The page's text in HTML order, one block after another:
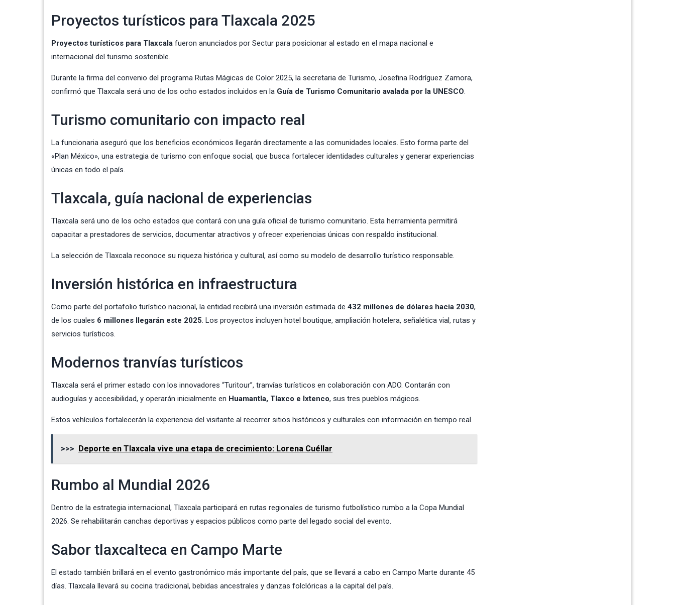
Proyectos turísticos para Tlaxcala 2025
Proyectos turísticos para Tlaxcala fueron anunciados por Sectur para posicionar al estado en el mapa nacional e
internacional del turismo sostenible.
Durante la firma del convenio del programa Rutas Mágicas de Color 2025, la secretaria de Turismo, Josefina Rodríguez Zamora,
confirmó que Tlaxcala será uno de los ocho estados incluidos en la Guía de Turismo Comunitario avalada por la UNESCO.
Turismo comunitario con impacto real
La funcionaria aseguró que los beneficios económicos llegarán directamente a las comunidades locales. Esto forma parte del
«Plan México», una estrategia de turismo con enfoque social, que busca fortalecer identidades culturales y generar experiencias
únicas en todo el país.
Tlaxcala, guía nacional de experiencias
Tlaxcala será uno de los ocho estados que contará con una guía oficial de turismo comunitario. Esta herramienta permitirá
capacitar a prestadores de servicios, documentar atractivos y ofrecer experiencias únicas con respaldo institucional.
La selección de Tlaxcala reconoce su riqueza histórica y cultural, así como su modelo de desarrollo turístico responsable.
Inversión histórica en infraestructura
Como parte del portafolio turístico nacional, la entidad recibirá una inversión estimada de 432 millones de dólares hacia 2030,
de los cuales 6 millones llegarán este 2025. Los proyectos incluyen hotel boutique, ampliación hotelera, señalética vial, rutas y
servicios turísticos.
Modernos tranvías turísticos
Tlaxcala será el primer estado con los innovadores “Turitour”, tranvías turísticos en colaboración con ADO. Contarán con
audioguías y accesibilidad, y operarán inicialmente en Huamantla, Tlaxco e Ixtenco, sus tres pueblos mágicos.
Estos vehículos fortalecerán la experiencia del visitante al recorrer sitios históricos y culturales con información en tiempo real.
>>> Deporte en Tlaxcala vive una etapa de crecimiento: Lorena Cuéllar
Rumbo al Mundial 2026
Dentro de la estrategia internacional, Tlaxcala participará en rutas regionales de turismo futbolístico rumbo a la Copa Mundial
2026. Se rehabilitarán canchas deportivas y espacios públicos como parte del legado social del evento.
Sabor tlaxcalteca en Campo Marte
El estado también brillará en el evento gastronómico más importante del país, que se llevará a cabo en Campo Marte durante 45
días. Tlaxcala llevará su cocina tradicional, bebidas ancestrales y danzas folclóricas a la capital del país.